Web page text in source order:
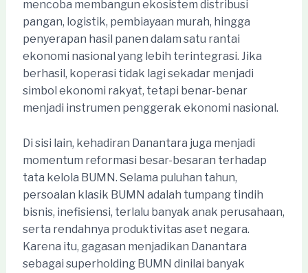
mencoba membangun ekosistem distribusi
pangan, logistik, pembiayaan murah, hingga
penyerapan hasil panen dalam satu rantai
ekonomi nasional yang lebih terintegrasi. Jika
berhasil, koperasi tidak lagi sekadar menjadi
simbol ekonomi rakyat, tetapi benar-benar
menjadi instrumen penggerak ekonomi nasional.
Di sisi lain, kehadiran Danantara juga menjadi
momentum reformasi besar-besaran terhadap
tata kelola BUMN. Selama puluhan tahun,
persoalan klasik BUMN adalah tumpang tindih
bisnis, inefisiensi, terlalu banyak anak perusahaan,
serta rendahnya produktivitas aset negara.
Karena itu, gagasan menjadikan Danantara
sebagai superholding BUMN dinilai banyak